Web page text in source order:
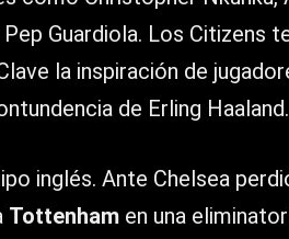
Guardiola. Los Citizens
la inspiración de
de Erling Haaland.
inglés. Ante Chelsea
Tottenham en una